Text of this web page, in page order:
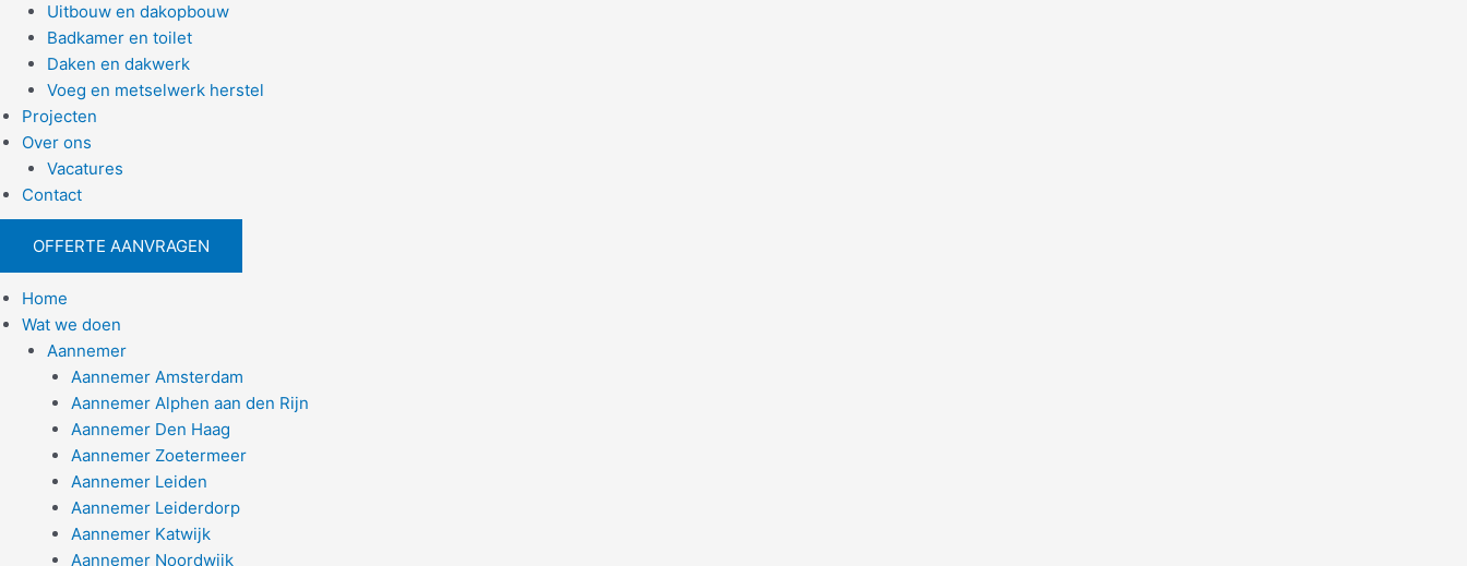
Uitbouw en dakopbouw
Badkamer en toilet
Daken en dakwerk
Voeg en metselwerk herstel
Projecten
Over ons
Vacatures
Contact
OFFERTE AANVRAGEN
Home
Wat we doen
Aannemer
Aannemer Amsterdam
Aannemer Alphen aan den Rijn
Aannemer Den Haag
Aannemer Zoetermeer
Aannemer Leiden
Aannemer Leiderdorp
Aannemer Katwijk
Aannemer Noordwijk